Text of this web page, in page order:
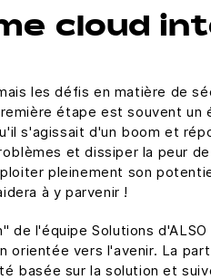
cloud
les défis en matière de
étape est souvent
s'agissait d'un boom et
et dissiper la peur
pleinement son
à y parvenir !
de l'équipe Solutions
orientée vers l'avenir. La
basée sur la solution et